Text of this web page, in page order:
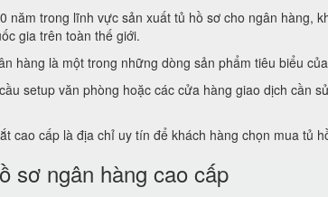
năm trong lĩnh vực sản xuất tủ hồ sơ cho ngân hàng,
gia trên toàn thế giới.
hàng là một trong những dòng sản phẩm tiêu biểu
setup văn phòng hoặc các cửa hàng giao dịch cần
cao cấp là địa chỉ uy tín để khách hàng chọn mua tủ
sơ ngân hàng cao cấp